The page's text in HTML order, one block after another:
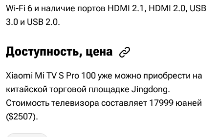
Wi-Fi 6 и наличие портов HDMI 2.1, HDMI 2.0, USB
3.0 и USB 2.0.
Доступность, цена
Xiaomi Mi TV S Pro 100 уже можно приобрести на
китайской торговой площадке Jingdong.
Стоимость телевизора составляет 17999 юаней
($2507).